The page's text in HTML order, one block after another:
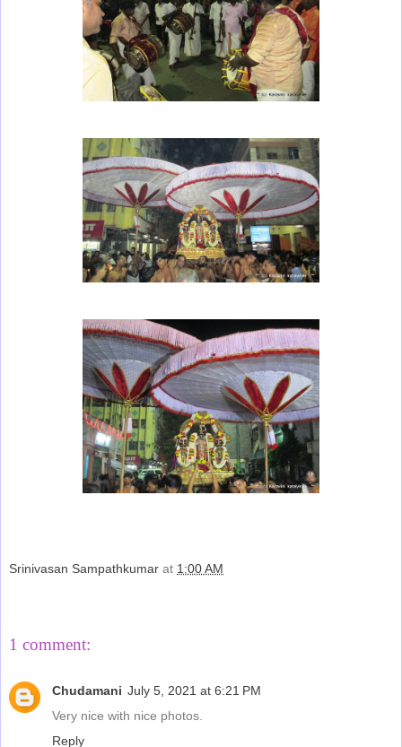
Srinivasan Sampathkumar at 1:00 AM
1 comment:
Chudamani July 5, 2021 at 6:21 PM
Very nice with nice photos.
Reply